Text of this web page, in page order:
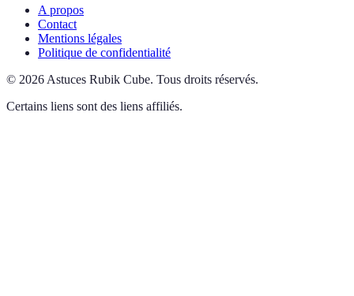
A propos
Contact
Mentions légales
Politique de confidentialité
© 2026 Astuces Rubik Cube. Tous droits réservés.
Certains liens sont des liens affiliés.